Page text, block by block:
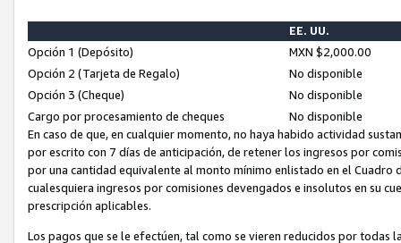
EE. UU.
Opción 1 (Depósito)
MXN $2,000.00
Opción 2 (Tarjeta de Regalo)
No disponible
Opción 3 (Cheque)
No disponible
Cargo por procesamiento de cheques
No disponible
En caso de que, en cualquier momento, no haya habido actividad
por escrito con 7 días de anticipación, de retener los ingresos por
por una cantidad equivalente al monto mínimo enlistado en el
cualesquiera ingresos por comisiones devengados e insolutos en su
prescripción aplicables.
Los pagos que se le efectúen, tal como se vieren reducidos por todas